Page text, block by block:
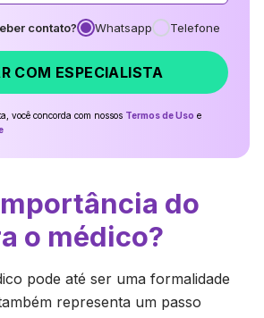
contato? Whatsapp Telefone
COM ESPECIALISTA
você concorda com nossos Termos de Uso e
do
o médico?
pode até ser uma formalidade
representa um passo